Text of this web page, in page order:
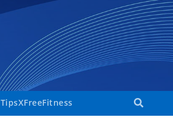
TipsXFreeFitness